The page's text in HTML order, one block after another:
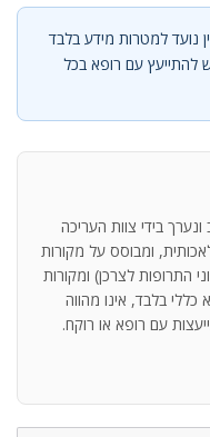
נועד למטרות מידע בלבד
להתייעץ עם רופא בכל
בידי צוות העריכה
ומבוסס על מקורות
התרופות לצרכן) ומקורות
כללי בלבד, אינו מהווה
עם רופא או רוקח.